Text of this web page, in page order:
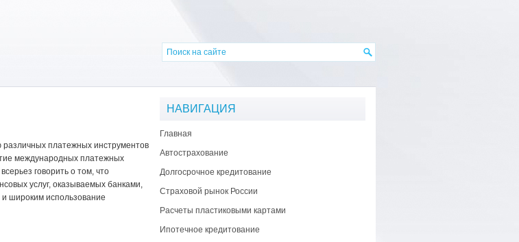
платежных инструментов
международных платежных
говорить о том, что
услуг, оказываемых банками,
широким использование
НАВИГАЦИЯ
Главная
Автострахование
Долгосрочное кредитование
Страховой рынок России
Расчеты пластиковыми картами
Ипотечное кредитование